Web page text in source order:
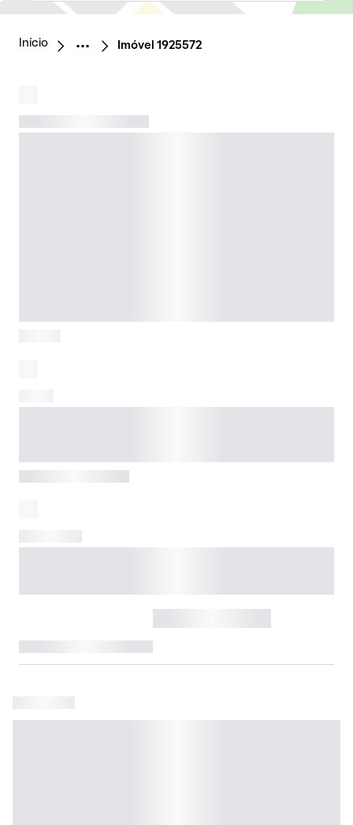
Início Imóvel 1925572